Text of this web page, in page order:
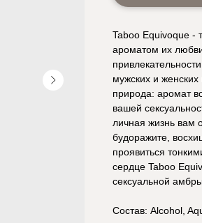
Taboo Equivoque -
ароматом их
мужских и
природа: аромат
вашей
личная жизнь вам
будоражите,
проявиться
сердце Taboo
сексуальной
Состав: Alcohol,